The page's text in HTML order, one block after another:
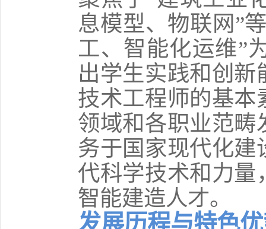
息模型、物联网”
工、智能化运维”
出学生实践和创
技术工程师的基本
领域和各职业范畴
务于国家现代化建
代科学技术和力量
智能建造人才。
发展历程与特色